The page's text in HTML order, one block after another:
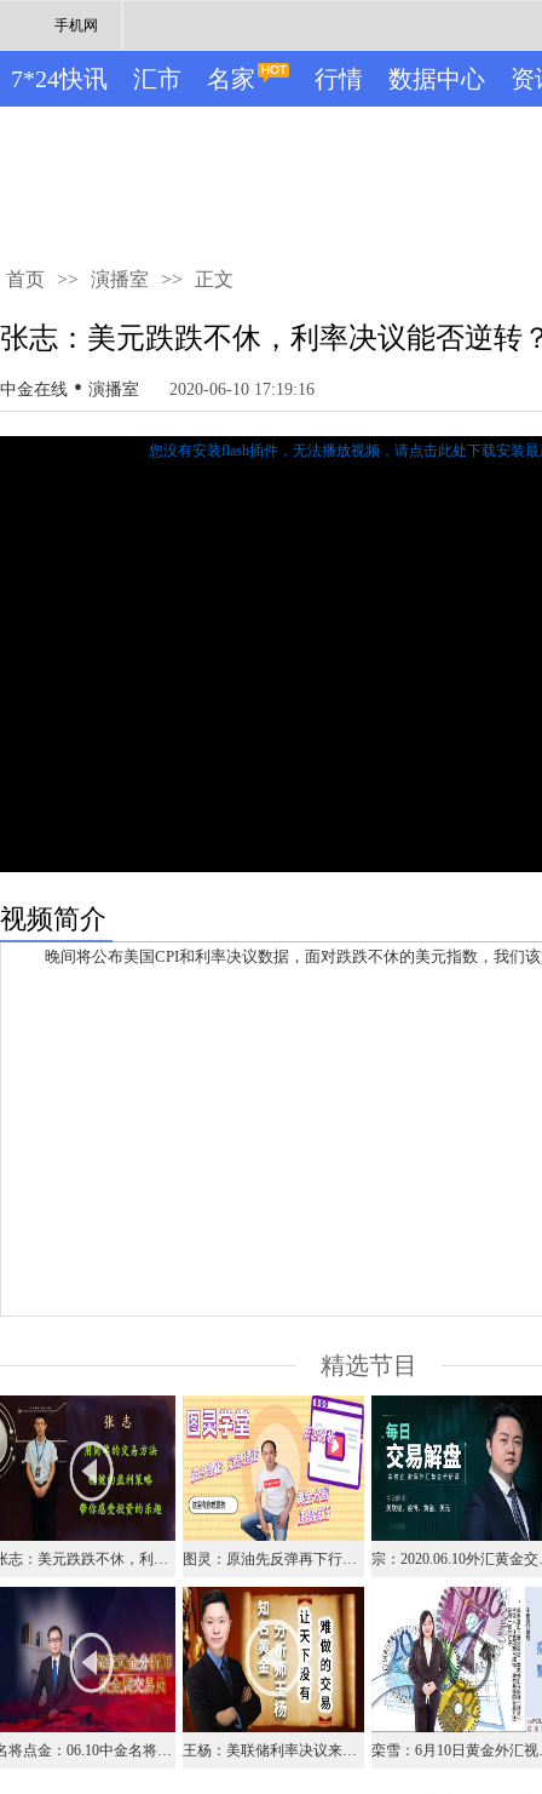
手机网
7*24快讯 汇市 名家 行情 数据中心 资
首页 >> 演播室 >> 正文
张志：美元跌跌不休，利率决议能否逆转
中金在线 • 演播室 2020-06-10 17:19:16
您没有安装flash插件，无法播放视频， 请点击此处下载安装
视频简介
晚间将公布美国CPI和利率决议数据，面对跌跌不休的美元指数，我们
精选节目
张志：美元跌跌不休，利率决议能否逆转？ 图灵：原油先反弹再下行、黄金二次冲击前高不过看下行 宗：
名将点金：06.10中金名将在线视频直播黄金外汇原油 王杨：美联储利率决议来袭，今日黄金1705一线继续多！ 栾